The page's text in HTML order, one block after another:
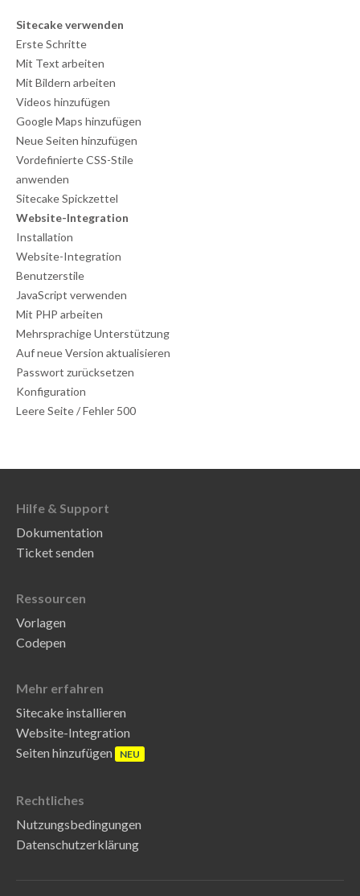
Sitecake verwenden
Erste Schritte
Mit Text arbeiten
Mit Bildern arbeiten
Videos hinzufügen
Google Maps hinzufügen
Neue Seiten hinzufügen
Vordefinierte CSS-Stile
anwenden
Sitecake Spickzettel
Website-Integration
Installation
Website-Integration
Benutzerstile
JavaScript verwenden
Mit PHP arbeiten
Mehrsprachige Unterstützung
Auf neue Version aktualisieren
Passwort zurücksetzen
Konfiguration
Leere Seite / Fehler 500
Hilfe & Support
Dokumentation
Ticket senden
Ressourcen
Vorlagen
Codepen
Mehr erfahren
Sitecake installieren
Website-Integration
Seiten hinzufügen
NEU
Rechtliches
Nutzungsbedingungen
Datenschutzerklärung